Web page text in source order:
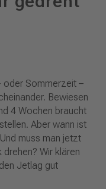
oder Sommerzeit –
Bewiesen
4 Wochen braucht
Aber wann ist
muss man jetzt
Wir klären
Jetlag gut